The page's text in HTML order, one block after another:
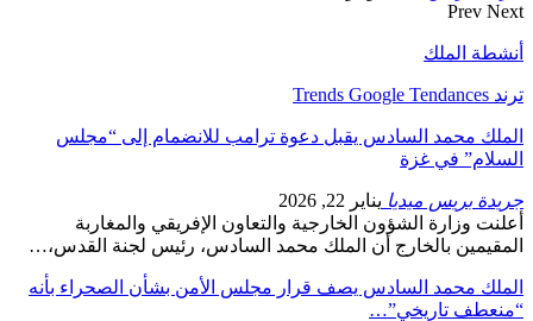
Prev Next
أنشطة الملك
ترند Trends Google Tendances
الملك محمد السادس يقبل دعوة ترامب للانضمام إلى “مجلس
السلام” في غزة
جريدة بريس ميديا يناير 22, 2026
أعلنت وزارة الشؤون الخارجية والتعاون الإفريقي والمغاربة
المقيمين بالخارج أن الملك محمد السادس، رئيس لجنة القدس،…
الملك محمد السادس يصف قرار مجلس الأمن بشأن الصحراء بأنه
“منعطف تاريخي”…